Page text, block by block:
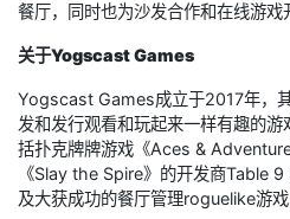
餐厅，同时也为沙发合作和在线游戏
关于Yogscast Games
Yogscast Games成立于2017年，
发和发行观看和玩起来一样有趣的
括扑克牌牌游戏《Aces &
《Slay the Spire》的开发商Table
及大获成功的餐厅管理roguelike游戏